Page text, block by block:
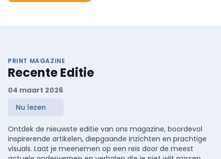
PRINT MAGAZINE
Recente Editie
04 maart 2026
Nu lezen
Ontdek de nieuwste editie van ons magazine, boordevol
inspirerende artikelen, diepgaande inzichten en prachtige
visuals. Laat je meenemen op een reis door de meest